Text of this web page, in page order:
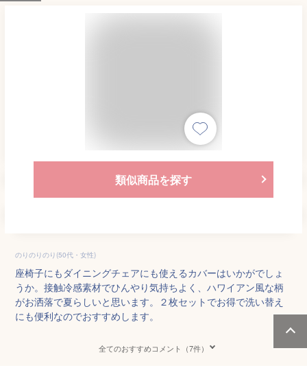
類似商品を探す
のりのりのり(50代・女性)
座椅子にもダイニングチェアにも使えるカバーはいかがでしょ
うか。接触冷感素材でひんやり気持ちよく、ハワイアン風な柄
がお洒落で夏らしいと思います。２枚セットでお得で洗い替え
にも便利なのでおすすめします。
全てのおすすめコメント（7件）